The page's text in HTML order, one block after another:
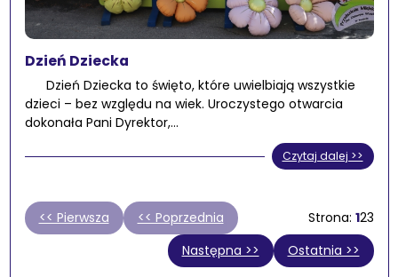
Dzień Dziecka
Dzień Dziecka to święto, które uwielbiają wszystkie
dzieci – bez względu na wiek. Uroczystego otwarcia
dokonała Pani Dyrektor,…
Czytaj dalej >>
<< Pierwsza << Poprzednia 123
Następna >>
Ostatnia >>